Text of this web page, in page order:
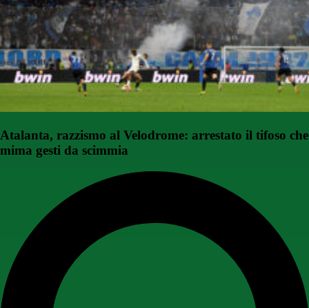
Atalanta, razzismo al Velodrome: arrestato il tifoso che
mima gesti da scimmia